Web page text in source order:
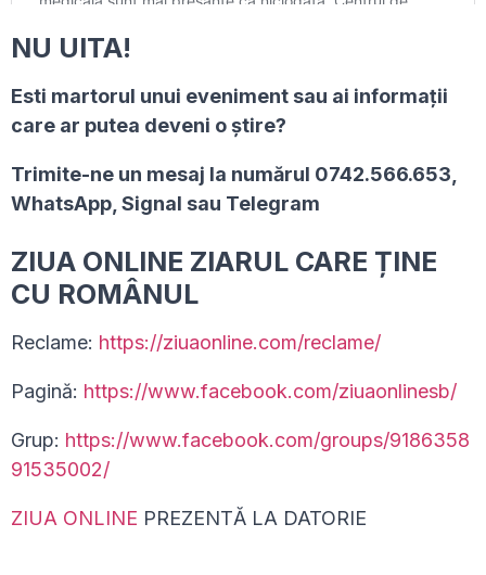
NU UITA!
Esti martorul unui eveniment sau ai informaţii
care ar putea deveni o ştire?
Trimite-ne un mesaj la numărul 0742.566.653,
WhatsApp, Signal sau Telegram
ZIUA ONLINE ZIARUL CARE ȚINE
CU ROMÂNUL
Reclame: https://ziuaonline.com/reclame/
Pagină: https://www.facebook.com/ziuaonlinesb/
Grup: https://www.facebook.com/groups/9186358
91535002/
ZIUA ONLINE PREZENTĂ LA DATORIE